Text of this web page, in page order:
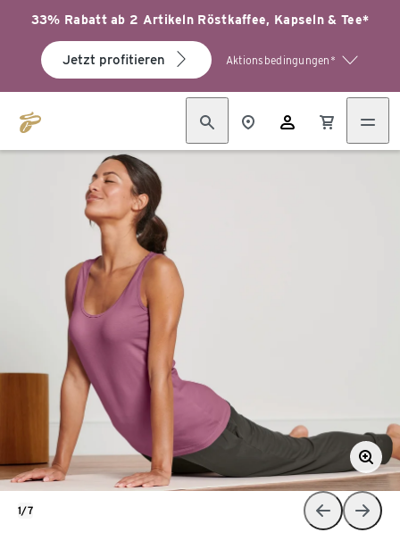
33% Rabatt ab 2 Artikeln Röstkaffee, Kapseln & Tee*
Jetzt profitieren Aktionsbedingungen*
1/7